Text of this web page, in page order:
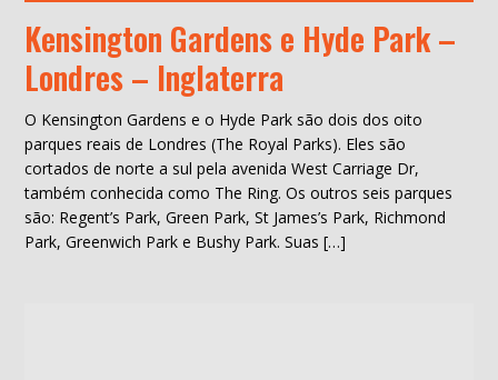
Kensington Gardens e Hyde Park –
Londres – Inglaterra
O Kensington Gardens e o Hyde Park são dois dos oito
parques reais de Londres (The Royal Parks). Eles são
cortados de norte a sul pela avenida West Carriage Dr,
também conhecida como The Ring. Os outros seis parques
são: Regent’s Park, Green Park, St James’s Park, Richmond
Park, Greenwich Park e Bushy Park. Suas […]